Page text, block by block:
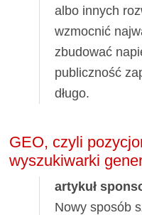
albo innych
wzmocnić
zbudować
publiczność
długo.
GEO, czyli
wyszukiwarki
artykuł
Nowy sposób